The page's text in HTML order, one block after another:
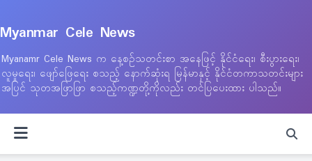
Myanmar Cele News
Myanamr Cele News က နေ့စဉ်သတင်းစာ အနေဖြင့် နိုင်ငံရေး၊ စီးပွားရေး၊
လူမှုရေး၊ ဖျော်ဖြေရေး စသည့် နောက်ဆုံးရ မြန်မာနှင့် နိုင်ငံတကာသတင်းများ
အပြင် သုတအဖြာဖြာ စသည့်ကဏ္ဍတို့ကိုလည်း တင်ပြပေးထား ပါသည်။